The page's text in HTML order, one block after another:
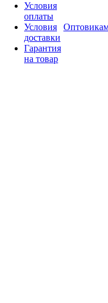
Условия
оплаты
Условия
доставки
Гарантия
на товар